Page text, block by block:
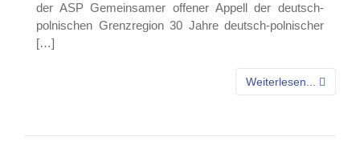
der ASP Gemeinsamer offener Appell der deutsch-
polnischen Grenzregion 30 Jahre deutsch-polnischer
[…]
Weiterlesen...